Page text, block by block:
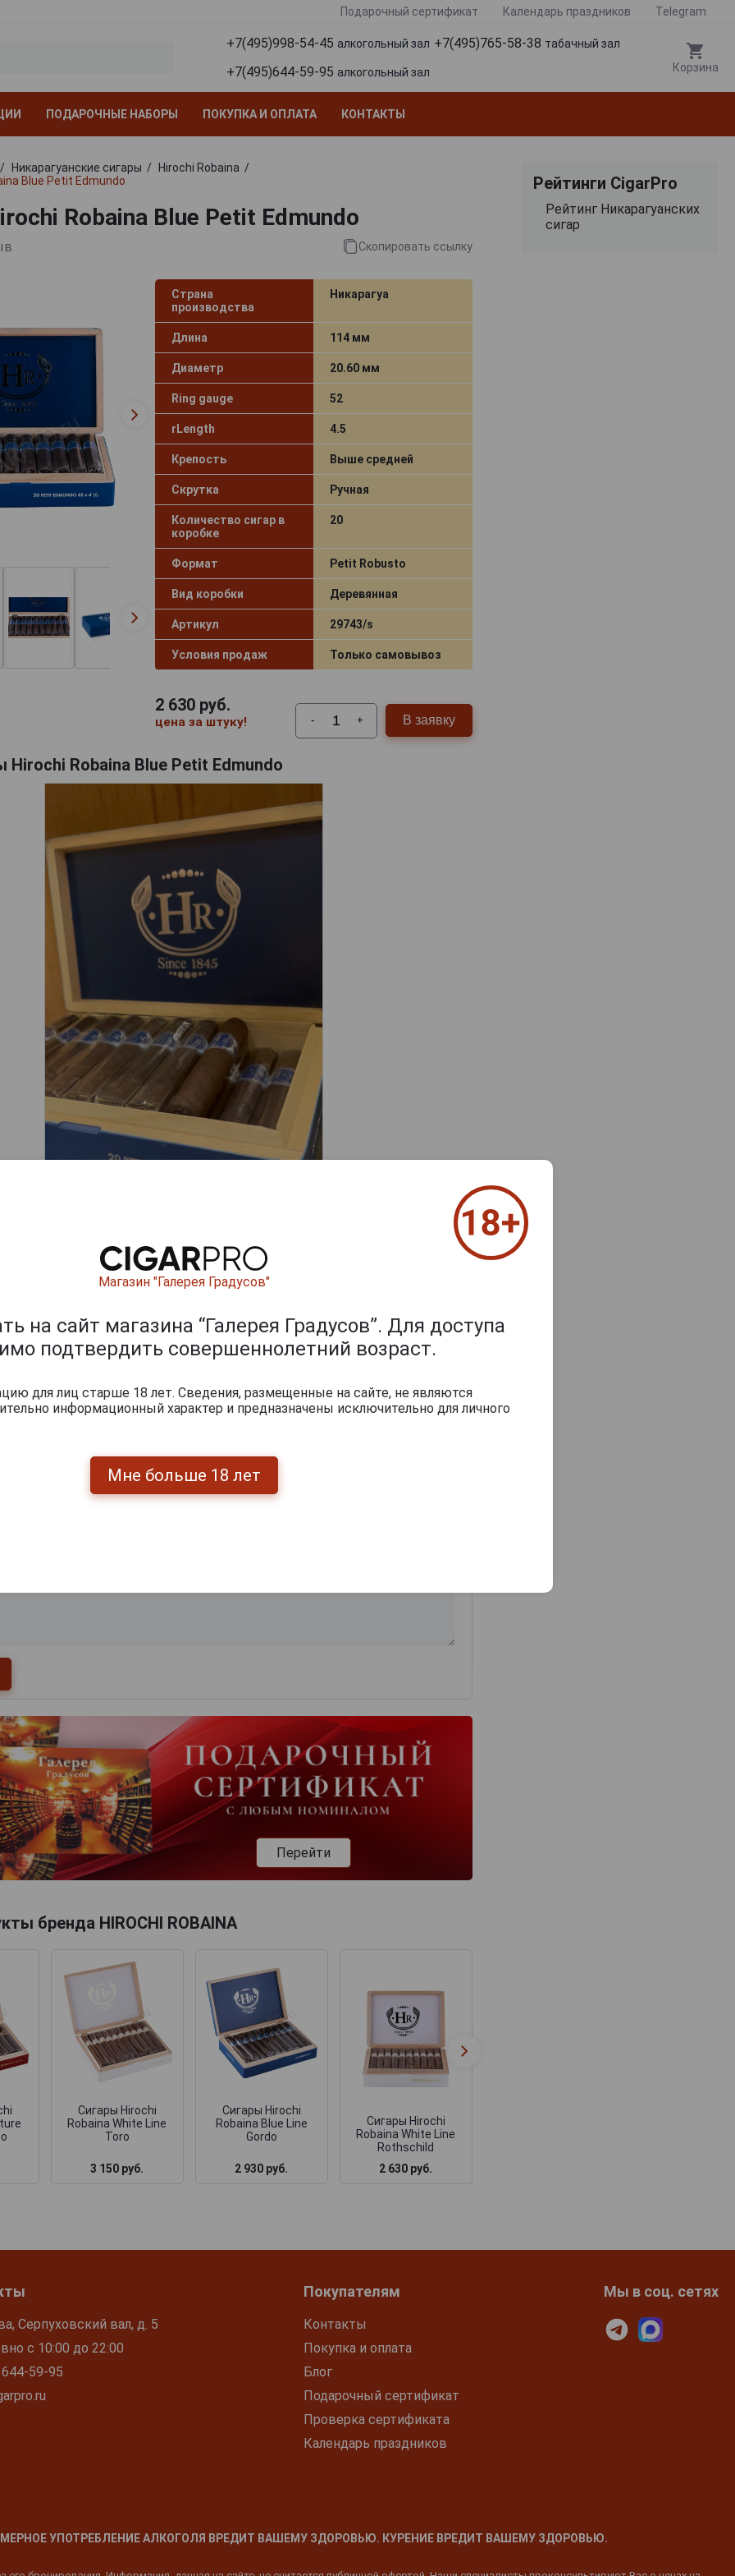
Подарочный сертификат Календарь праздников Telegram
+7(495)998-54-45 алкогольный зал +7(495)765-58-38 табачный зал
+7(495)644-59-95 алкогольный зал Корзина
ПОДАРОЧНЫЕ НАБОРЫ ПОКУПКА И ОПЛАТА КОНТАКТЫ
Никарагуанские сигары
Hirochi Robaina
Blue Petit Edmundo
Robaina Blue Petit Edmundo
Скопировать ссылку
Страна
производства
Никарагуа
Длина 114 мм
Диаметр 20.60 мм
Ring gauge 52
rLength 4.5
Крепость Выше средней
Скрутка Ручная
Количество сигар в
коробке
20
Формат Petit Robusto
Вид коробки Деревянная
Артикул 29743/s
Условия продаж Только самовывоз
2 630руб.
цена за штуку! - + В заявку
Hirochi Robaina Blue Petit Edmundo
отзыв:
Перейти
бренда HIROCHI ROBAINA
Сигары Hirochi
Robaina White Line
Toro
3 150 руб.
Сигары Hirochi
Robaina Blue Line
Gordo
2 930 руб.
Сигары Hirochi
Robaina White Line
Rothschild
2 630 руб.
Рейтинги CigarPro
Рейтинг Никарагуанских
сигар
Серпуховский вал, д. 5
с 10:00 до 22:00
59-95
Покупателям
Контакты
Покупка и оплата
Блог
Подарочный сертификат
Проверка сертификата
Календарь праздников
Мы в соц. сетях
УПОТРЕБЛЕНИЕ АЛКОГОЛЯ ВРЕДИТ ВАШЕМУ ЗДОРОВЬЮ. КУРЕНИЕ ВРЕДИТ ВАШЕМУ ЗДОРОВЬЮ.
Магазин "Галерея Градусов"
на сайт магазина “Галерея Градусов”. Для доступа
подтвердить совершеннолетний возраст.
для лиц старше 18 лет. Сведения, размещенные на сайте, не являются
информационный характер и предназначены исключительно для личного
Мне больше 18 лет